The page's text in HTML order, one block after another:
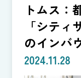
トムス：
「シティ
のインバ
2024.11.28